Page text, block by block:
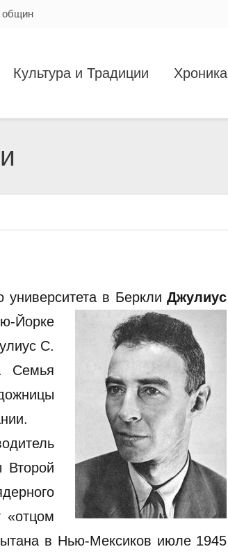
общин
Культура и Традиции Хроника
университета в БерклиДжулиус
Йорке
С.
Семья
Второй
«отцом
в Нью-Мексиков июле 1945